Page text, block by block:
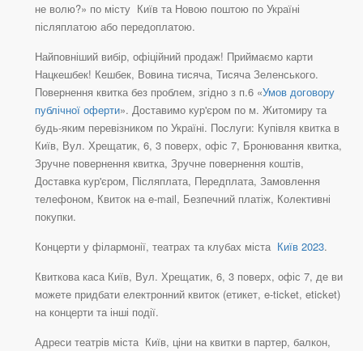
не волю?» по місту Київ та Новою поштою по Україні
післяплатою або передоплатою.
Найповніший вибір, офіційний продаж! Приймаємо карти
Нацкешбек! Кешбек, Вовина тисяча, Тисяча Зеленського.
Повернення квитка без проблем, згідно з п.6 «Умов договору
публічної оферти». Доставимо кур'єром по м. Житомиру та
будь-яким перевізником по Україні. Послуги: Купівля квитка в
Київ, Вул. Хрещатик, 6, 3 поверх, офіс 7, Бронювання квитка,
Зручне повернення квитка, Зручне повернення коштів,
Доставка кур'єром, Післяплата, Передплата, Замовлення
телефоном, Квиток на e-mail, Безпечний платіж, Колективні
покупки.
Концерти у філармонії, театрах та клубах міста Київ 2023.
Квиткова каса Київ, Вул. Хрещатик, 6, 3 поверх, офіс 7, де ви
можете придбати електронний квиток (етикет, e-ticket, eticket)
на концерти та інші події.
Адреси театрів міста Київ, ціни на квитки в партер, балкон,